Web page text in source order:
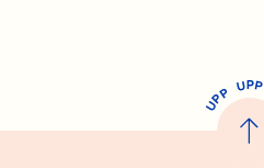
U
P
P UPP